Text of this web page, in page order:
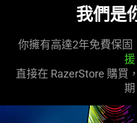
我們是
你擁有高達2年免費保
援
直接在 RazerStore 購買
期